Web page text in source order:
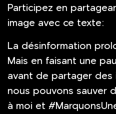
Participez en
image avec ce texte:
La désinformation
Mais en faisant une
avant de partager des
nous pouvons sauver
à moi et